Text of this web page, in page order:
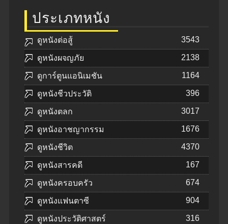
ประเภทหนัง
ดูหนังต่อสู้ 3543
ดูหนังผจญภัย 2138
ดูการ์ตูนแอนิเมชัน 1164
ดูหนังชีวประวัติ 396
ดูหนังตลก 3017
ดูหนังอาชญากรรม 1676
ดูหนังชีวิต 4370
ดูหนังสารคดี 167
ดูหนังครอบครัว 674
ดูหนังแฟนตาซี 904
ดูหนังประวัติศาสตร์ 316